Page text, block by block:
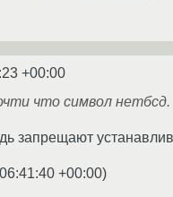
+00:00
что символ нетбсд.
запрещают
+00:00)